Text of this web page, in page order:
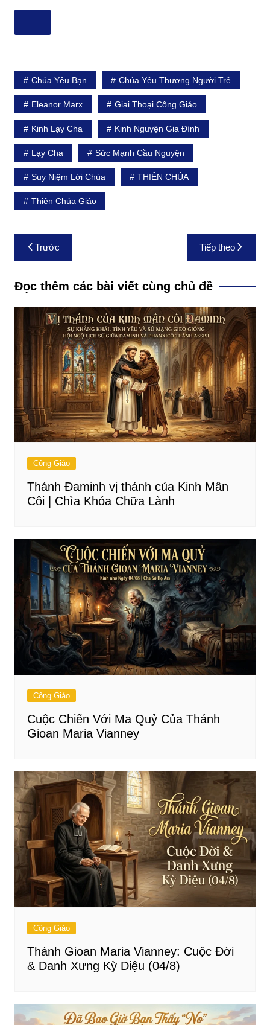
Chúa Yêu Bạn Chúa Yêu Thương Người Trẻ
Eleanor Marx Giai Thoại Công Giáo
Kinh Lạy Cha Kinh Nguyện Gia Đình
Lạy Cha Sức Mạnh Cầu Nguyện
Suy Niệm Lời Chúa THIÊN CHÚA
Thiên Chúa Giáo
Điều
hướng
bài
viết
Trước Tiếp theo
Đọc thêm các bài viết cùng chủ đề
Công Giáo
Thánh Đaminh vị thánh của Kinh Mân
Côi | Chìa Khóa Chữa Lành
Công Giáo
Cuộc Chiến Với Ma Quỷ Của Thánh
Gioan Maria Vianney
Công Giáo
Thánh Gioan Maria Vianney: Cuộc Đời
& Danh Xưng Kỳ Diệu (04/8)